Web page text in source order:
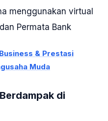
menggunakan virtual
Permata Bank
& Prestasi
Muda
di